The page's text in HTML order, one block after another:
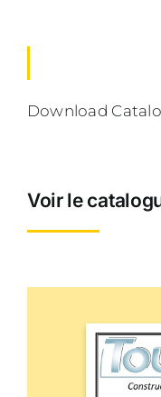
Download
Voir le